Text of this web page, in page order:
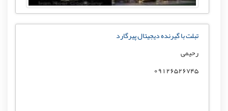
تبلت با گیرنده دیجیتال پیرگارد
رحیمی
09126526745